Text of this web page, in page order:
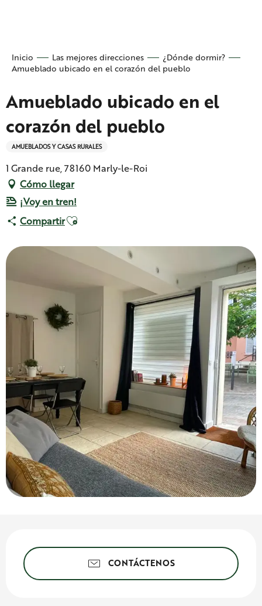
Inicio Las mejores direcciones
¿Dónde dormir?
Amueblado ubicado en el corazón del pueblo
Amueblado ubicado en el
corazón del pueblo
AMUEBLADOS Y CASAS RURALES
1 Grande rue, 78160 Marly-le-Roi
Cómo llegar
¡Voy en tren!
CompartirAjouter aux favoris
Horarios y datos de
CONTÁCTENOS